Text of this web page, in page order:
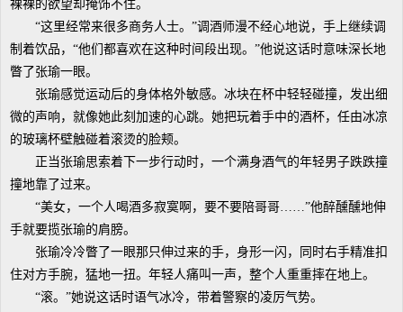
裸裸的欲望却掩饰不住。
“这里经常来很多商务人士。”调酒师漫不经心地说，手上继续调
制着饮品，“他们都喜欢在这种时间段出现。”他说这话时意味深长地
瞥了张瑜一眼。
张瑜感觉运动后的身体格外敏感。冰块在杯中轻轻碰撞，发出细
微的声响，就像她此刻加速的心跳。她把玩着手中的酒杯，任由冰凉
的玻璃杯壁触碰着滚烫的脸颊。
正当张瑜思索着下一步行动时，一个满身酒气的年轻男子跌跌撞
撞地靠了过来。
“美女，一个人喝酒多寂寞啊，要不要陪哥哥……”他醉醺醺地伸
手就要揽张瑜的肩膀。
张瑜冷冷瞥了一眼那只伸过来的手，身形一闪，同时右手精准扣
住对方手腕，猛地一扭。年轻人痛叫一声，整个人重重摔在地上。
“滚。”她说这话时语气冰冷，带着警察的凌厉气势。